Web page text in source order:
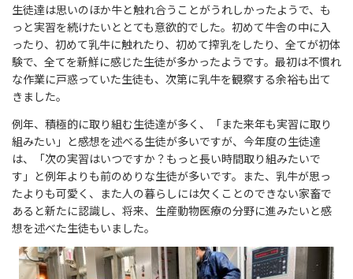
生徒達は思いのほか牛と触れ合うことがうれしかったようで、も
っと実習を続けたいととても意欲的でした。初めて牛舎の中に入
ったり、初めて乳牛に触れたり、初めて搾乳をしたり、全てが初体
験で、全てを新鮮に感じた生徒が多かったようです。最初は不慣れ
な作業に戸惑っていた生徒も、次第に乳牛を観察する余裕も出て
きました。
例年、積極的に取り組む生徒達が多く、「また来年も実習に取り
組みたい」と感想を述べる生徒が多いですが、今年度の生徒達
は、「次の実習はいつですか？もっと長い時間取り組みたいで
す」と例年よりも前のめりな生徒が多いです。また、乳牛が思っ
たよりも可愛く、また人の暮らしには欠くことのできない家畜で
あると新たに認識し、将来、生産動物医療の分野に進みたいと感
想を述べた生徒もいました。